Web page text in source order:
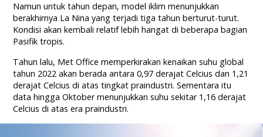
Namun untuk tahun depan, model iklim menunjukkan
berakhirnya La Nina yang terjadi tiga tahun berturut-turut.
Kondisi akan kembali relatif lebih hangat di beberapa bagian
Pasifik tropis.
Tahun lalu, Met Office memperkirakan kenaikan suhu global
tahun 2022 akan berada antara 0,97 derajat Celcius dan 1,21
derajat Celcius di atas tingkat praindustri. Sementara itu
data hingga Oktober menunjukkan suhu sekitar 1,16 derajat
Celcius di atas era praindustri.